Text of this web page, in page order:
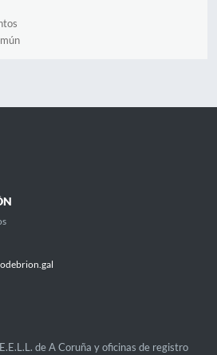
de A Coruña y oficinas de registro